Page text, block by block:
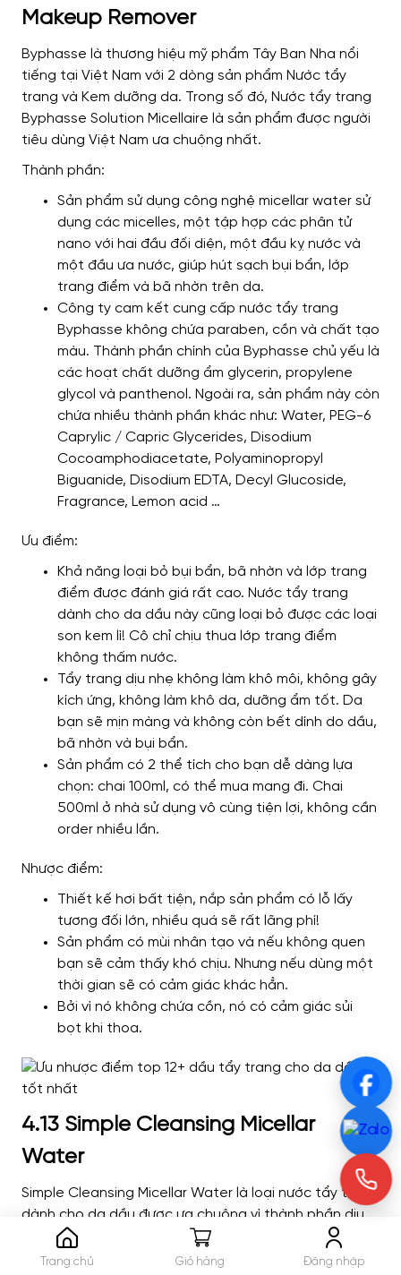
Makeup Remover
Byphasse là thương hiệu mỹ phẩm Tây Ban Nha nổi
tiếng tại Việt Nam với 2 dòng sản phẩm Nước tẩy
trang và Kem dưỡng da. Trong số đó, Nước tẩy trang
Byphasse Solution Micellaire là sản phẩm được người
tiêu dùng Việt Nam ưa chuộng nhất.
Thành phần:
Sản phẩm sử dụng công nghệ micellar water sử
dụng các micelles, một tập hợp các phân tử
nano với hai đầu đối diện, một đầu kỵ nước và
một đầu ưa nước, giúp hút sạch bụi bẩn, lớp
trang điểm và bã nhờn trên da.
Công ty cam kết cung cấp nước tẩy trang
Byphasse không chứa paraben, cồn và chất tạo
màu. Thành phần chính của Byphasse chủ yếu là
các hoạt chất dưỡng ẩm glycerin, propylene
glycol và panthenol. Ngoài ra, sản phẩm này còn
chứa nhiều thành phần khác như: Water, PEG-6
Caprylic / Capric Glycerides, Disodium
Cocoamphodiacetate, Polyaminopropyl
Biguanide, Disodium EDTA, Decyl Glucoside,
Fragrance, Lemon acid …
Ưu điểm:
Khả năng loại bỏ bụi bẩn, bã nhờn và lớp trang
điểm được đánh giá rất cao. Nước tẩy trang
dành cho da dầu này cũng loại bỏ được các loại
son kem lì! Cô chỉ chịu thua lớp trang điểm
không thấm nước.
Tẩy trang dịu nhẹ không làm khô môi, không gây
kích ứng, không làm khô da, dưỡng ẩm tốt. Da
bạn sẽ mịn màng và không còn bết dính do dầu,
bã nhờn và bụi bẩn.
Sản phẩm có 2 thể tích cho bạn dễ dàng lựa
chọn: chai 100ml, có thể mua mang đi. Chai
500ml ở nhà sử dụng vô cùng tiện lợi, không cần
order nhiều lần.
Nhược điểm:
Thiết kế hơi bất tiện, nắp sản phẩm có lỗ lấy
tương đối lớn, nhiều quá sẽ rất lãng phí!
Sản phẩm có mùi nhân tạo và nếu không quen
bạn sẽ cảm thấy khó chịu. Nhưng nếu dùng một
thời gian sẽ có cảm giác khác hẳn.
Bởi vì nó không chứa cồn, nó có cảm giác sủi
bọt khi thoa.
4.13 Simple Cleansing Micellar
Water
Simple Cleansing Micellar Water là loại nước tẩy trang
dành cho da dầu được ưa chuộng vì thành phần dịu
nhẹ, kể cả với da nhạy cảm.
Thành phần:
Trang chủ Giỏ hàng Đăng nhập